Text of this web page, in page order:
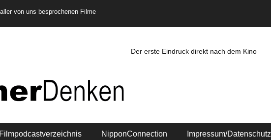
von uns besprochenen Filme
Der erste Eindruck direkt nach dem Kino
Filmpodcastverzeichnis NipponConnection Impressum/Datenschutz